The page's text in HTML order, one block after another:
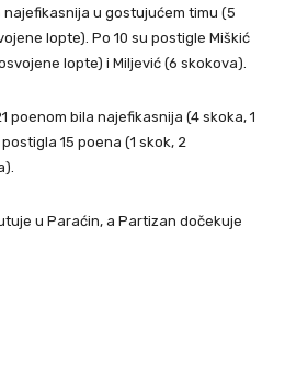
u gostujućem timu (5
lopte). Po 10 su postigle Miškić
lopte) i Miljević (6 skokova).
poenom bila najefikasnija (4 skoka, 1
15 poena (1 skok, 2
u Paraćin, a Partizan dočekuje